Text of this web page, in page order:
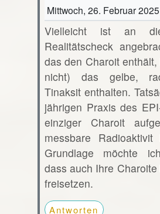
Mittwoch, 26. Februar
Vielleicht ist an
Realitätscheck
das den Charoit
nicht) das gelbe,
Tinaksit enthalten.
jährigen Praxis des
einziger Charoit
messbare
Grundlage möchte
dass auch Ihre
freisetzen.
Antworten